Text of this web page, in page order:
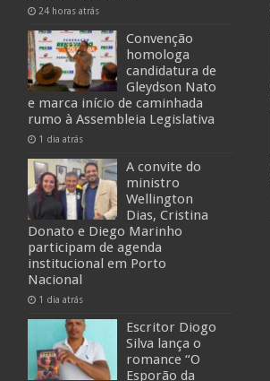
24 horas atrás
Convenção
homologa
candidatura de
Gleydson Nato
e marca início de caminhada
rumo à Assembleia Legislativa
1 dia atrás
A convite do
ministro
Wellington
Dias, Cristina
Donato e Diego Marinho
participam de agenda
institucional em Porto
Nacional
1 dia atrás
Escritor Diogo
Silva lança o
romance “O
Esporão da